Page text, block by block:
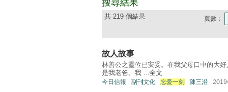
搜尋結果
共 219 個結果 頁數：
故人故事
林善公之靈位已安妥。在我父母口中的大
是我老爸。我 ...全文
今日信報 副刊文化 忘憂一刻 陳三澄 2019